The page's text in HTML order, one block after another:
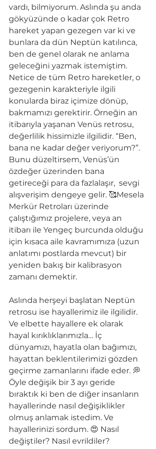
vardı, bilmiyorum. Aslında şu anda
gökyüzünde o kadar çok Retro
hareket yapan gezegen var ki ve
bunlara da dün Neptün katılınca,
ben de genel olarak ne anlama
geleceğini yazmak istemiştim.
Netice de tüm Retro hareketler, o
gezegenin karakteriyle ilgili
konularda biraz içimize dönüp,
bakmamızı gerektirir. Örneğin an
itibarıyla yaşanan Venüs retrosu,
değerlilik hissimizle ilgilidir. “Ben,
bana ne kadar değer veriyorum?”.
Bunu düzeltirsem, Venüs’ün
özdeğer üzerinden bana
getireceği para da fazlalaşır,  sevgi
alışverişim dengeye gelir. 🥰Mesela
Merkür Retroları üzerinde
çalıştığımız projelere, veya an
itibarı ile Yengeç burcunda olduğu
için kısaca aile kavramımıza (uzun
anlatımı postlarda mevcut) bir
yeniden bakış bir kalibrasyon
zamanı demektir.
Aslında herşeyi başlatan Neptün
retrosu ise hayallerimiz ile ilgilidir.
Ve elbette hayallere ek olarak
hayal kırıklıklarımızla… İç
dünyamızı, hayatla olan bağımızı,
hayattan beklentilerimizi gözden
geçirme zamanlarını ifade eder. 💭
Öyle değişik bir 3 ayı geride
bıraktık ki ben de diğer insanların
hayallerinde nasıl değişiklikler
olmuş anlamak istedim. Ve
hayallerinizi sordum. 😍 Nasıl
değiştiler? Nasıl evrildiler?